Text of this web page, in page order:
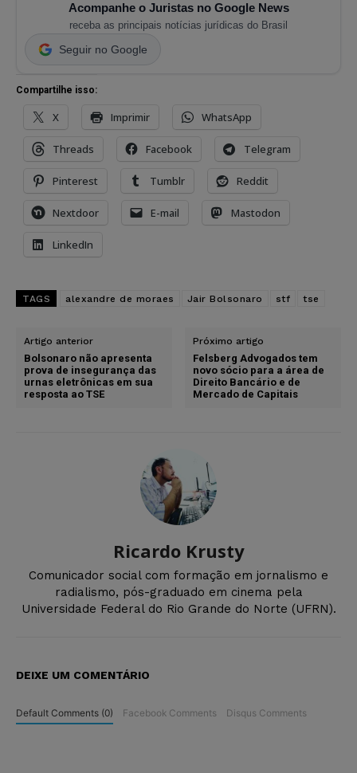
Acompanhe o Juristas no Google News
receba as principais notícias jurídicas do Brasil
Seguir no Google
Compartilhe isso:
X Imprimir WhatsApp
Threads Facebook Telegram
Pinterest Tumblr Reddit
Nextdoor E-mail Mastodon
LinkedIn
TAGS alexandre de moraes Jair Bolsonaro stf tse
Artigo anterior
Bolsonaro não apresenta
prova de insegurança das
urnas eletrônicas em sua
resposta ao TSE
Próximo artigo
Felsberg Advogados tem
novo sócio para a área de
Direito Bancário e de
Mercado de Capitais
Ricardo Krusty
Comunicador social com formação em jornalismo e
radialismo, pós-graduado em cinema pela
Universidade Federal do Rio Grande do Norte (UFRN).
DEIXE UM COMENTÁRIO
Default Comments (0) Facebook Comments Disqus Comments